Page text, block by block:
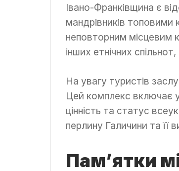
Івано-Франківщина є
мандрівників
неповторним місцевим
інших етнічних
На увагу туристів
Цей комплекс включає
цінність та статус
перлину Галичини та її
Пам’ятки